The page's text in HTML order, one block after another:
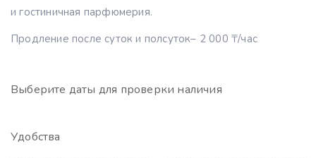
и гостиничная парфюмерия.
Продление после суток и полсуток– 2 000 ₸/час
Выберите даты для проверки наличия
Удобства